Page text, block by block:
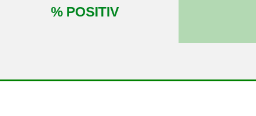
% POSITIV